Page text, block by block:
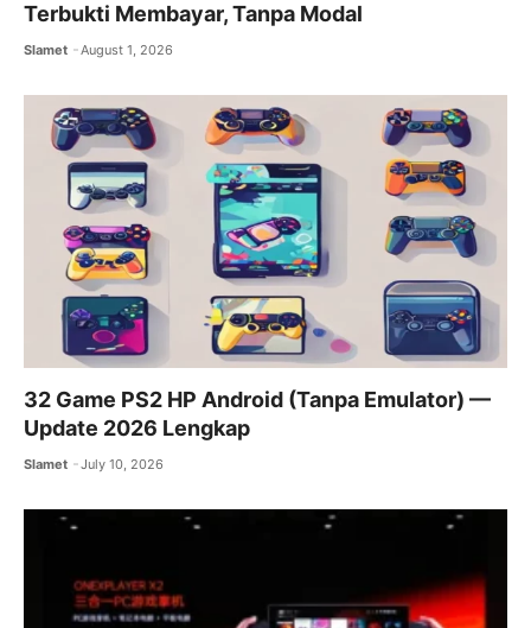
Terbukti Membayar, Tanpa Modal
Slamet August 1, 2026
32 Game PS2 HP Android (Tanpa Emulator) —
Update 2026 Lengkap
Slamet July 10, 2026